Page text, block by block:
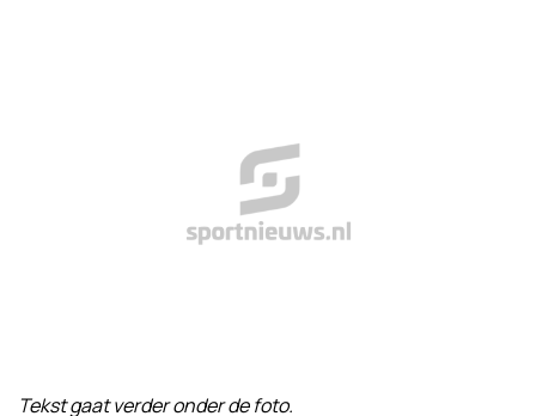
Tekst gaat verder onder de foto.